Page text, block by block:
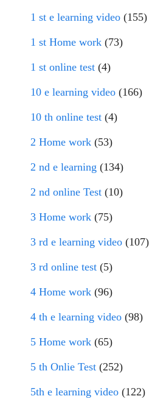
1 st e learning video (155)
1 st Home work (73)
1 st online test (4)
10 e learning video (166)
10 th online test (4)
2 Home work (53)
2 nd e learning (134)
2 nd online Test (10)
3 Home work (75)
3 rd e learning video (107)
3 rd online test (5)
4 Home work (96)
4 th e learning video (98)
5 Home work (65)
5 th Onlie Test (252)
5th e learning video (122)